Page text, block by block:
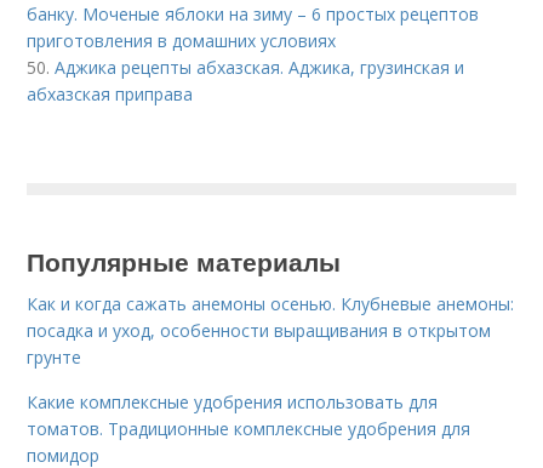
банку. Моченые яблоки на зиму – 6 простых рецептов
приготовления в домашних условиях
50.Аджика рецепты абхазская. Аджика, грузинская и
абхазская приправа
Популярные материалы
Как и когда сажать анемоны осенью. Клубневые анемоны:
посадка и уход, особенности выращивания в открытом
грунте
Какие комплексные удобрения использовать для
томатов. Традиционные комплексные удобрения для
помидор